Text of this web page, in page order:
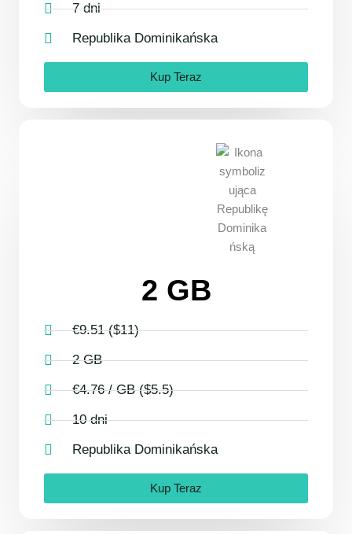
7 dni
Republika Dominikańska
Kup Teraz
2 GB
€9.51 ($11)
2 GB
€4.76 / GB ($5.5)
10 dni
Republika Dominikańska
Kup Teraz